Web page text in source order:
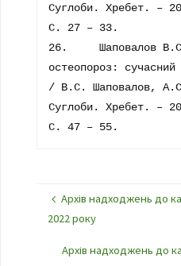
Суглоби. Хребет. –
С. 27 – 33.
26.	Шаповалов В.С. Сенільний
остеопороз:
/ В.С. Шаповалов,
Суглоби. Хребет. –
С. 47 – 55.
Архів надходжень до
2022 року
Архів надходжень до